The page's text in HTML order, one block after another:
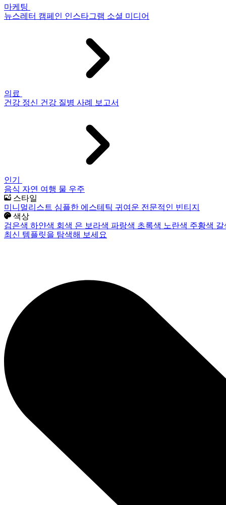
마케팅
뉴스레터 캠페인 인스타그램 소셜 미디어
의료
건강 정신 건강 질병 사례 보고서
인기
음식 자연 여행 물 우주
스타일
미니멀리스트 심플한 에스테틱 귀여운 전문적인 빈티지
색상
검은색 하얀색 회색 은 보라색 파랑색 초록색 노란색 주황색
최신 템플릿을 탐색해 보세요